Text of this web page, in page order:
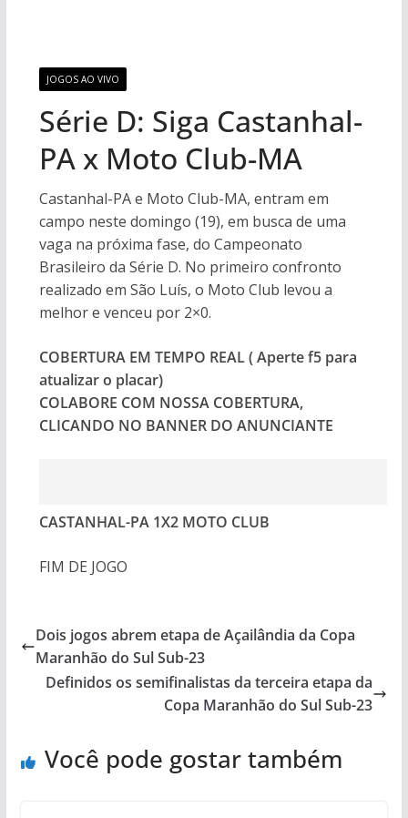
JOGOS AO VIVO
Série D: Siga Castanhal-
PA x Moto Club-MA
Castanhal-PA e Moto Club-MA, entram em
campo neste domingo (19), em busca de uma
vaga na próxima fase, do Campeonato
Brasileiro da Série D. No primeiro confronto
realizado em São Luís, o Moto Club levou a
melhor e venceu por 2×0.
COBERTURA EM TEMPO REAL ( Aperte f5 para
atualizar o placar)
COLABORE COM NOSSA COBERTURA,
CLICANDO NO BANNER DO ANUNCIANTE
CASTANHAL-PA 1X2 MOTO CLUB
FIM DE JOGO
Dois jogos abrem etapa de Açailândia da Copa
Maranhão do Sul Sub-23
Definidos os semifinalistas da terceira etapa da
Copa Maranhão do Sul Sub-23
Você pode gostar também